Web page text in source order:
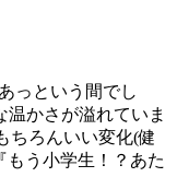
っという間でし
かさが溢れていま
ちろんいい変化(健
う小学生！？あた